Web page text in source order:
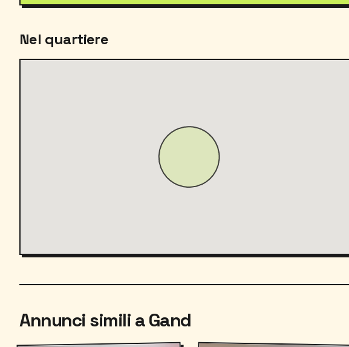
Nel quartiere
Annunci simili a Gand